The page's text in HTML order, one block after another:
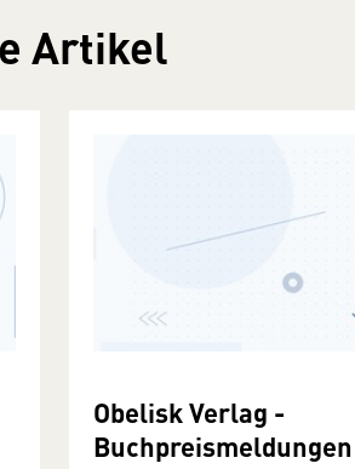
Artikel
Obelisk Verlag -